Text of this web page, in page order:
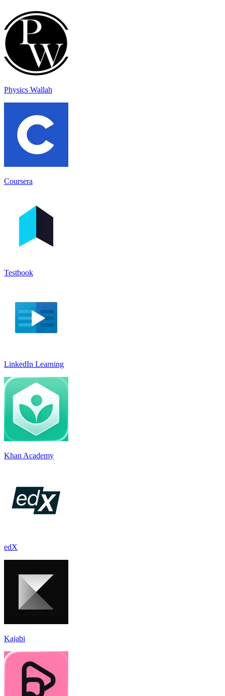
Physics Wallah
Coursera
Testbook
LinkedIn Learnin‪g
Khan Academy
edX
Kajabi